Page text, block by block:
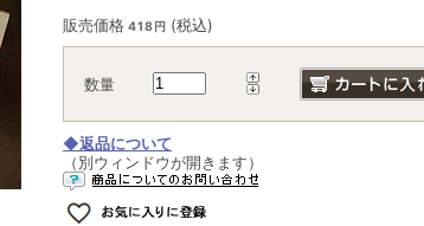
販売価格 418円 (税込)
数量
◆返品について
（別ウィンドウが開きます）